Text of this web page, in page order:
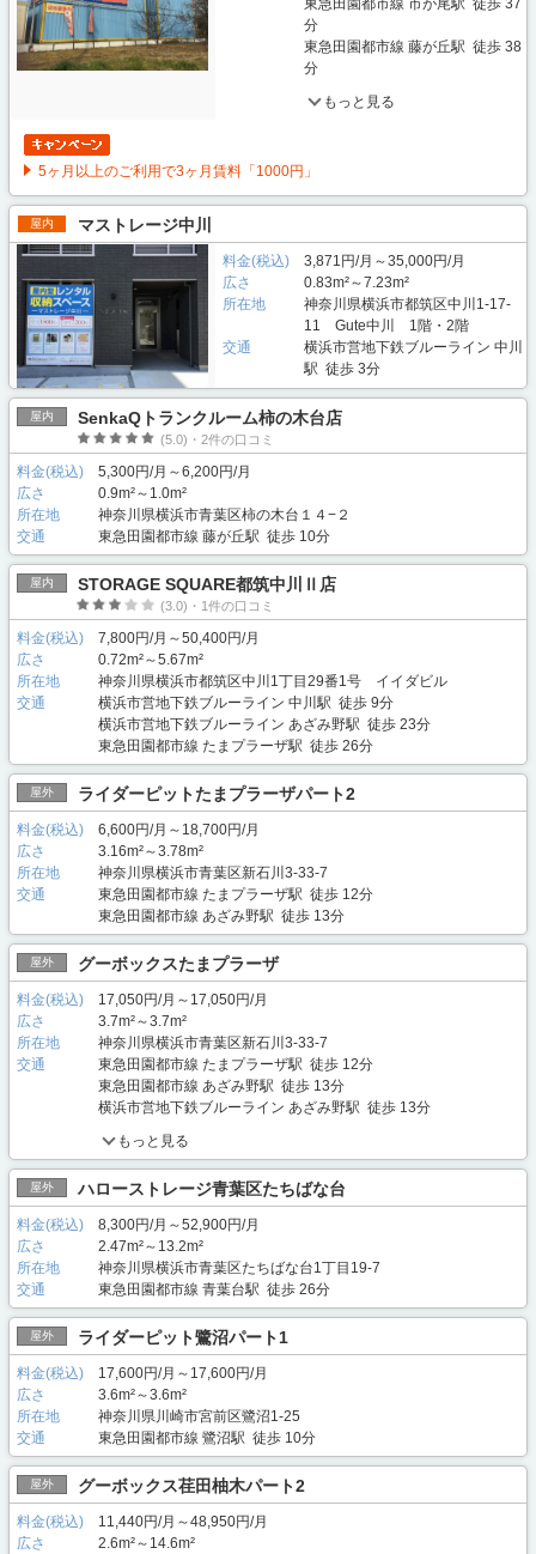
東急田園都市線 市が尾駅 徒歩 37
分
東急田園都市線 藤が丘駅 徒歩 38
分
もっと見る
5ヶ月以上のご利用で3ヶ月賃料「1000円」
屋内 マストレージ中川
料金(税込)
3,871円/月～35,000円/月
広さ
0.83m²～7.23m²
所在地
神奈川県横浜市都筑区中川1-17-
11 Gute中川 1階・2階
交通
横浜市営地下鉄ブルーライン 中川
駅 徒歩 3分
屋内 SenkaQトランクルーム柿の木台店
(5.0)・2件の口コミ
料金(税込)
5,300円/月～6,200円/月
広さ
0.9m²～1.0m²
所在地
神奈川県横浜市青葉区柿の木台１４−２
交通
東急田園都市線 藤が丘駅 徒歩 10分
屋内 STORAGE SQUARE都筑中川Ⅱ店
(3.0)・1件の口コミ
料金(税込)
7,800円/月～50,400円/月
広さ
0.72m²～5.67m²
所在地
神奈川県横浜市都筑区中川1丁目29番1号 イイダビル
交通
横浜市営地下鉄ブルーライン 中川駅 徒歩 9分
横浜市営地下鉄ブルーライン あざみ野駅 徒歩 23分
東急田園都市線 たまプラーザ駅 徒歩 26分
屋外 ライダーピットたまプラーザパート2
料金(税込)
6,600円/月～18,700円/月
広さ
3.16m²～3.78m²
所在地
神奈川県横浜市青葉区新石川3-33-7
交通
東急田園都市線 たまプラーザ駅 徒歩 12分
東急田園都市線 あざみ野駅 徒歩 13分
屋外 グーボックスたまプラーザ
料金(税込)
17,050円/月～17,050円/月
広さ
3.7m²～3.7m²
所在地
神奈川県横浜市青葉区新石川3-33-7
交通
東急田園都市線 たまプラーザ駅 徒歩 12分
東急田園都市線 あざみ野駅 徒歩 13分
横浜市営地下鉄ブルーライン あざみ野駅 徒歩 13分
もっと見る
屋外 ハローストレージ青葉区たちばな台
料金(税込)
8,300円/月～52,900円/月
広さ
2.47m²～13.2m²
所在地
神奈川県横浜市青葉区たちばな台1丁目19-7
交通
東急田園都市線 青葉台駅 徒歩 26分
屋外 ライダーピット鷺沼パート1
料金(税込)
17,600円/月～17,600円/月
広さ
3.6m²～3.6m²
所在地
神奈川県川崎市宮前区鷺沼1-25
交通
東急田園都市線 鷺沼駅 徒歩 10分
屋外 グーボックス荏田柚木パート2
料金(税込)
11,440円/月～48,950円/月
広さ
2.6m²～14.6m²